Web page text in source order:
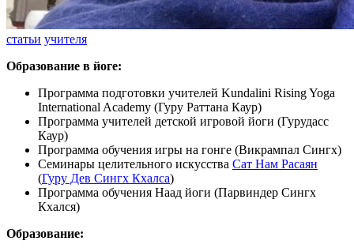
статьи учителя
Образование в йоге:
Программа подготовки учителей Kundalini Rising Yoga
International Academy (Гуру Раттана Каур)
Программа учителей детской игровой йоги (Гурудасс
Каур)
Программа обучения игры на гонге (Викрампал Сингх)
Семинары целительного искусства Сат Нам Расаян
(Гуру Дев Сингх Кхалса)
Программа обучения Наад йоги (Парвиндер Сингх
Кхался)
Образование: